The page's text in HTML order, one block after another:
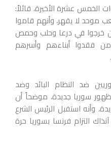
الخمس عشرة الأخيرة، قائلاً:
موحد لا يقهر، وأنهم قاموا
خرجوا في درعا وحلب وحمص
فقدوا أبناءهم وأسرهم
ضد النظام البائد وضد
سوريا جديدة، موضحاً أن
وأنه استقبل الرئيس الشرع
7 أيار 2025 وأكد آنذاك التزام فرنسا بسوريا حرة